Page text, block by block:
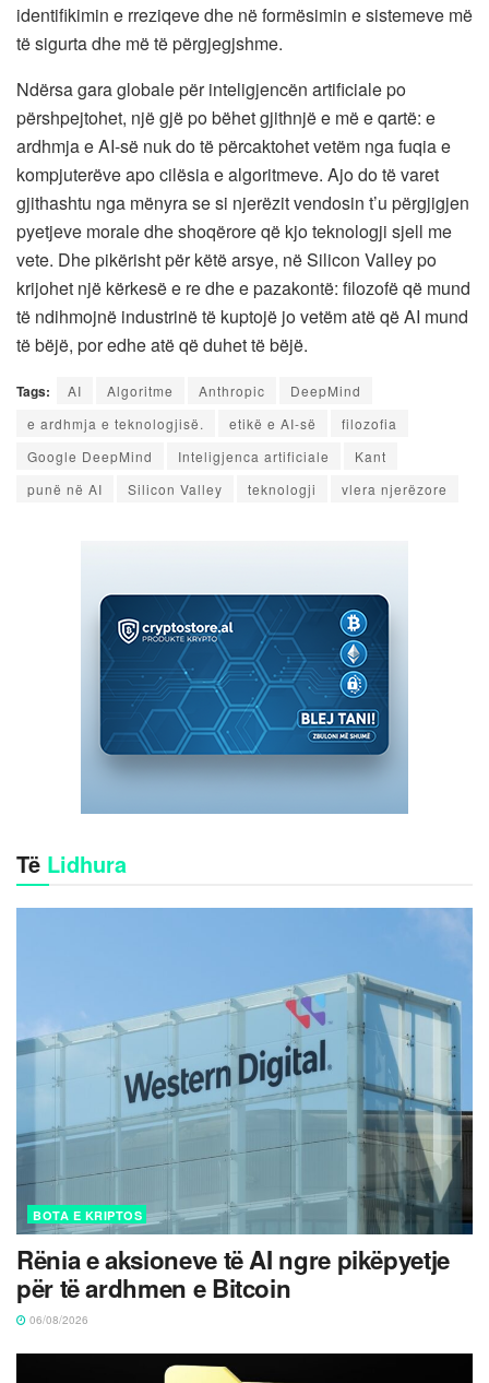
identifikimin e rreziqeve dhe në formësimin e sistemeve më
të sigurta dhe më të përgjegjshme.
Ndërsa gara globale për inteligjencën artificiale po
përshpejtohet, një gjë po bëhet gjithnjë e më e qartë: e
ardhmja e AI-së nuk do të përcaktohet vetëm nga fuqia e
kompjuterëve apo cilësia e algoritmeve. Ajo do të varet
gjithashtu nga mënyra se si njerëzit vendosin t’u përgjigjen
pyetjeve morale dhe shoqërore që kjo teknologji sjell me
vete. Dhe pikërisht për këtë arsye, në Silicon Valley po
krijohet një kërkesë e re dhe e pazakontë: filozofë që mund
të ndihmojnë industrinë të kuptojë jo vetëm atë që AI mund
të bëjë, por edhe atë që duhet të bëjë.
Tags: AI Algoritme Anthropic
DeepMind
e ardhmja e teknologjisë.
etikë e AI-së
filozofia
Google DeepMind
Inteligjenca artificiale
Kant
punë në AI
Silicon Valley teknologji vlera njerëzore
Të Lidhura
BOTA E KRIPTOS
Rënia e aksioneve të AI ngre pikëpyetje
për të ardhmen e Bitcoin
06/08/2026